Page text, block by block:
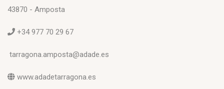
43870 - Amposta
+34 977 70 29 67
tarragona.amposta@adade.es
www.adadetarragona.es